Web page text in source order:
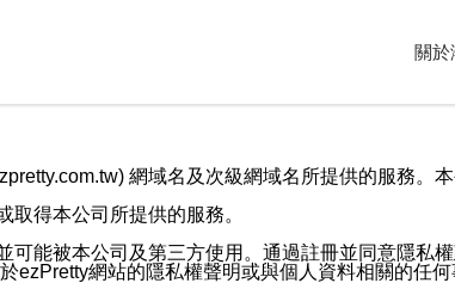
關於
網域名及次級網域名所提供的服務。
得本公司所提供的服務。
能被本公司及第三方使用。通過註冊並同意隱私
網站的隱私權聲明或與個人資料相關的任